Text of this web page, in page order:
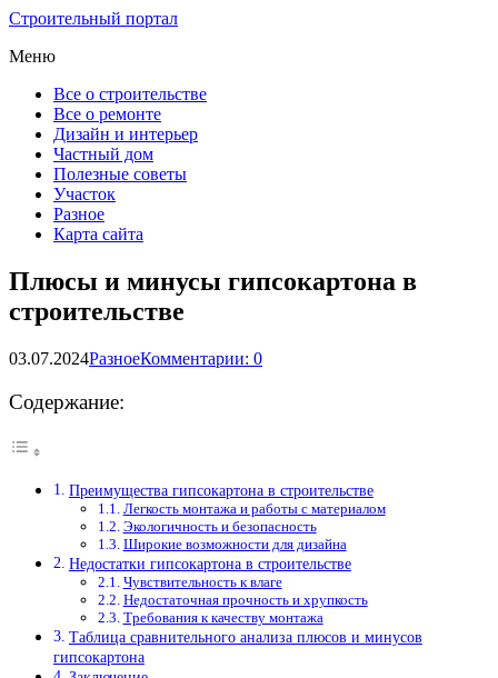
Строительный портал
Меню
Все о строительстве
Все о ремонте
Дизайн и интерьер
Частный дом
Полезные советы
Участок
Разное
Карта сайта
Плюсы и минусы гипсокартона в
строительстве
03.07.2024РазноеКомментарии: 0
Содержание:
Преимущества гипсокартона в строительстве
Легкость монтажа и работы с материалом
Экологичность и безопасность
Широкие возможности для дизайна
Недостатки гипсокартона в строительстве
Чувствительность к влаге
Недостаточная прочность и хрупкость
Требования к качеству монтажа
Таблица сравнительного анализа плюсов и минусов
гипсокартона